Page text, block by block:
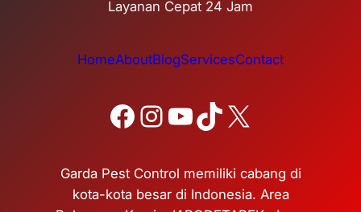
Layanan Cepat 24 Jam
HomeAboutBlogServicesContact
Facebook Instagram YouTube TikTok X
Garda Pest Control memiliki cabang di
kota-kota besar di Indonesia. Area